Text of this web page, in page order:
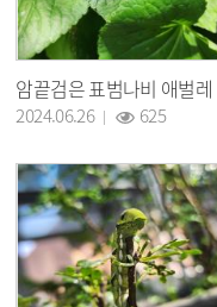
암끝검은 표범나비 애벌레
2024.06.26 625